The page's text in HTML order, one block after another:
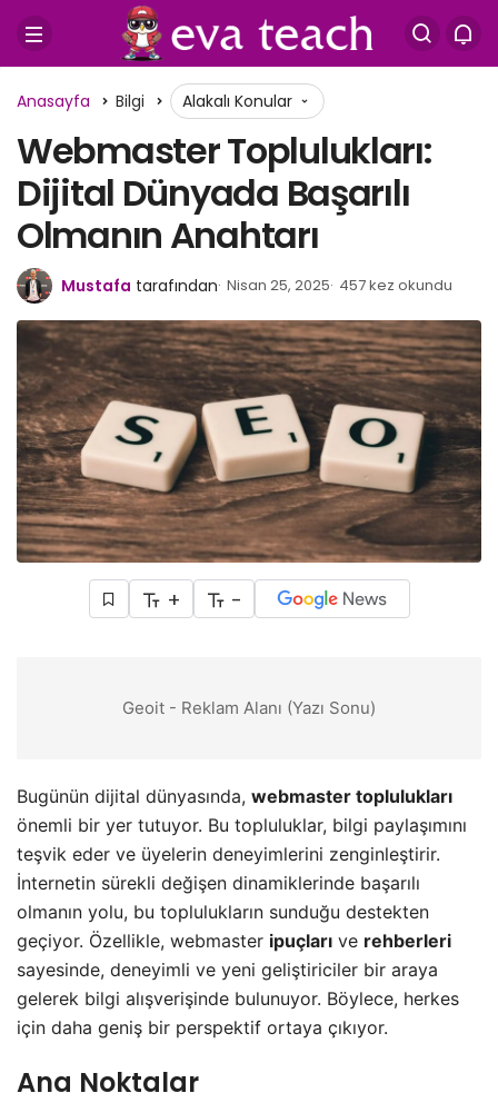
Anasayfa Bilgi Alakalı Konular
Webmaster Toplulukları:
Dijital Dünyada Başarılı
Olmanın Anahtarı
Mustafa tarafından Nisan 25, 2025 457 kez okundu
+ -
Geoit - Reklam Alanı (Yazı Sonu)
Bugünün dijital dünyasında, webmaster toplulukları
önemli bir yer tutuyor. Bu topluluklar, bilgi paylaşımını
teşvik eder ve üyelerin deneyimlerini zenginleştirir.
İnternetin sürekli değişen dinamiklerinde başarılı
olmanın yolu, bu toplulukların sunduğu destekten
geçiyor. Özellikle, webmaster ipuçları ve rehberleri
sayesinde, deneyimli ve yeni geliştiriciler bir araya
gelerek bilgi alışverişinde bulunuyor. Böylece, herkes
için daha geniş bir perspektif ortaya çıkıyor.
Ana Noktalar